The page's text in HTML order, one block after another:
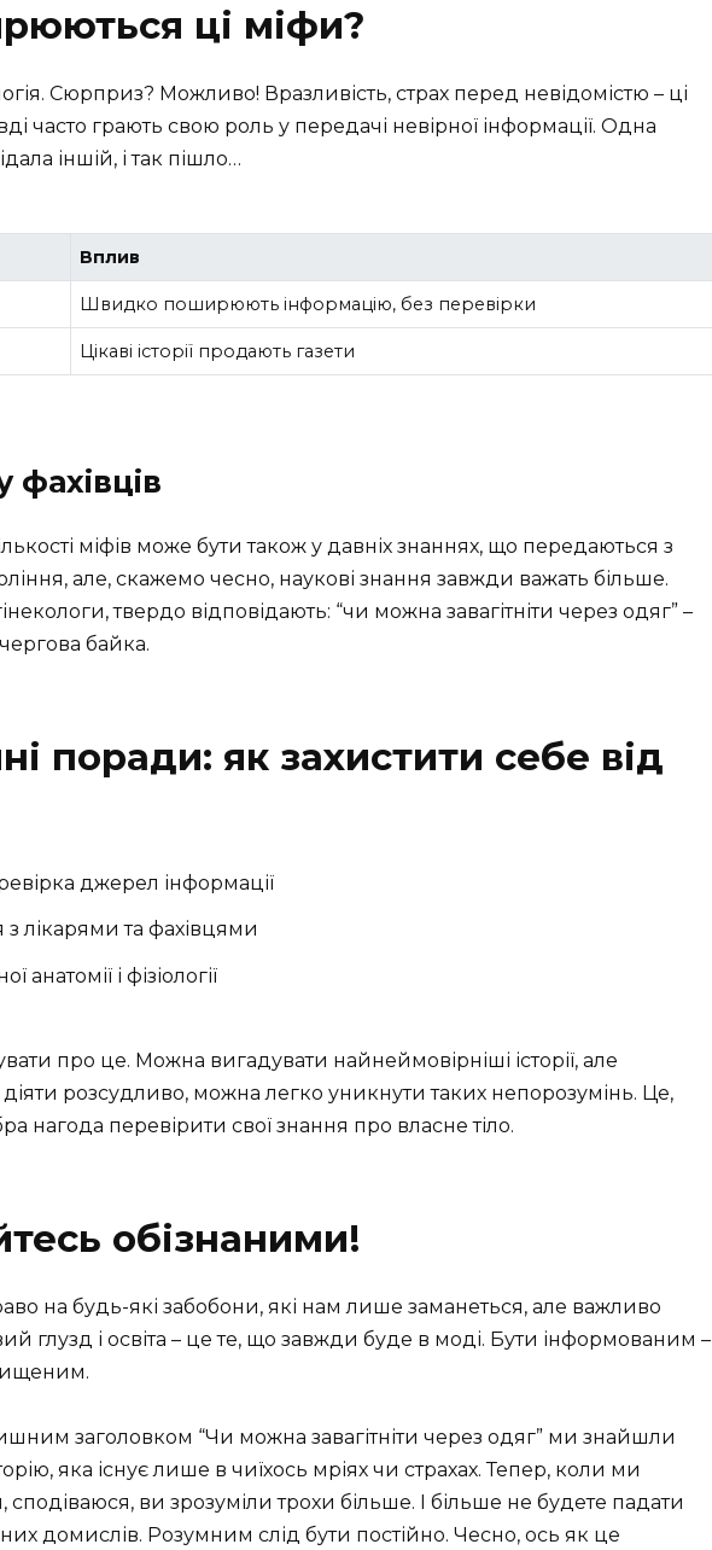
ці міфи?
Сюрприз? Можливо! Вразливість, страх перед невідомістю – ці
часто грають свою роль у передачі невірної інформації. Одна
іншій, і так пішло…
Вплив
Швидко поширюють інформацію, без перевірки
Цікаві історії продають газети
фахівців
міфів може бути також у давніх знаннях, що передаються з
але, скажемо чесно, наукові знання завжди важать більше.
твердо відповідають: “чи можна завагітніти через одяг” –
байка.
поради: як захистити себе від
джерел інформації
з лікарями та фахівцями
анатомії і фізіології
про це. Можна вигадувати найнеймовірніші історії, але
розсудливо, можна легко уникнути таких непорозумінь. Це,
нагода перевірити свої знання про власне тіло.
обізнаними!
на будь-які забобони, які нам лише заманеться, але важливо
глузд і освіта – це те, що завжди буде в моді. Бути інформованим –
заголовком “Чи можна завагітніти через одяг” ми знайшли
яка існує лише в чиїхось мріях чи страхах. Тепер, коли ми
ви зрозуміли трохи більше. І більше не будете падати
домислів. Розумним слід бути постійно. Чесно, ось як це